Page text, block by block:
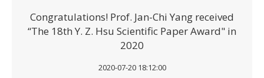
Congratulations! Prof. Jan-Chi Yang received
“The 18th Y. Z. Hsu Scientific Paper Award" in
2020
2020-07-20 18:12:00